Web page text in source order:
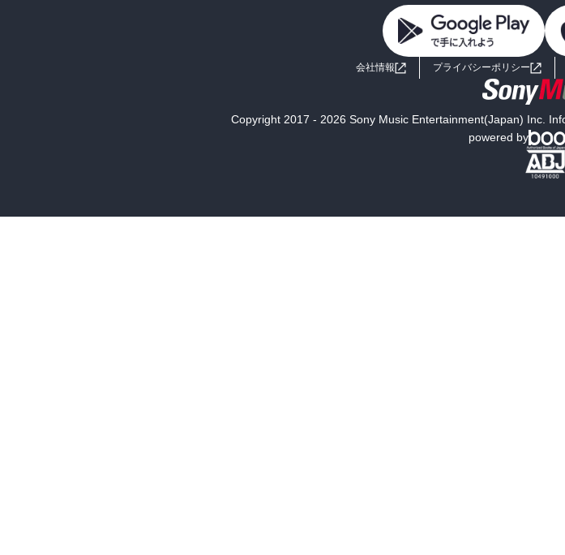
会社情報 プライバシーポリシー
Copyright 2017 - 2026 Sony Music Entertainment(Japan) Inc.
powered by